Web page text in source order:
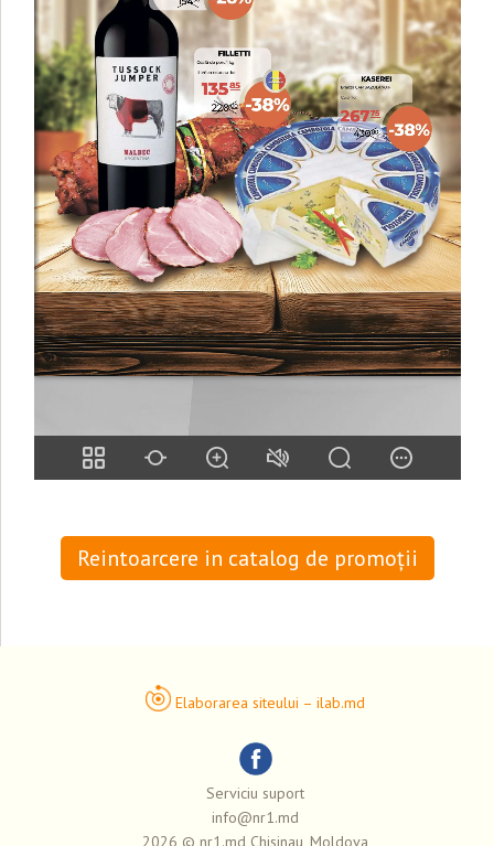
Reintoarcere in catalog de promoții
Elaborarea siteului – ilab.md
Serviciu suport
info@nr1.md